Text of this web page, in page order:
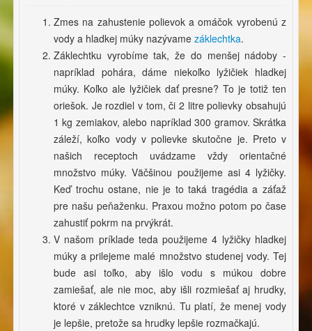
Zmes na zahustenie polievok a omáčok vyrobenú z
vody a hladkej múky nazývame záklechtka.
Záklechtku vyrobíme tak, že do menšej nádoby -
napríklad pohára, dáme niekoľko lyžičiek hladkej
múky. Koľko ale lyžičiek dať presne? To je totiž ten
oriešok. Je rozdiel v tom, či 2 litre polievky obsahujú
1 kg zemiakov, alebo napríklad 300 gramov. Skrátka
záleží, koľko vody v polievke skutočne je. Preto v
našich receptoch uvádzame vždy orientačné
množstvo múky. Väčšinou použijeme asi 4 lyžičky.
Keď trochu ostane, nie je to taká tragédia a záťaž
pre našu peňaženku. Praxou možno potom po čase
zahustiť pokrm na prvýkrát.
V našom príklade teda použijeme 4 lyžičky hladkej
múky a prilejeme malé množstvo studenej vody. Tej
bude asi toľko, aby išlo vodu s múkou dobre
zamiešať, ale nie moc, aby išli rozmiešať aj hrudky,
ktoré v záklechtce vzniknú. Tu platí, že menej vody
je lepšie, pretože sa hrudky lepšie rozmačkajú.